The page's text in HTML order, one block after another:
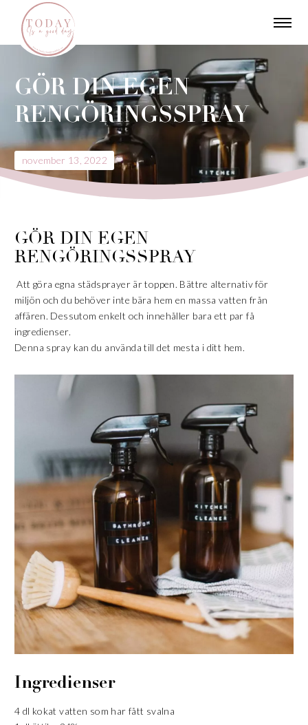
GÖR DIN EGEN
RENGÖRINGSSPRAY
november 13, 2022
GÖR DIN EGEN
RENGÖRINGSSPRAY
Att göra egna städsprayer är toppen. Bättre alternativ för
miljön och du behöver inte bära hem en massa vatten från
affären. Dessutom enkelt och innehåller bara ett par få
ingredienser.
Denna spray kan du använda till det mesta i ditt hem.
Ingredienser
4 dl kokat vatten som har fått svalna